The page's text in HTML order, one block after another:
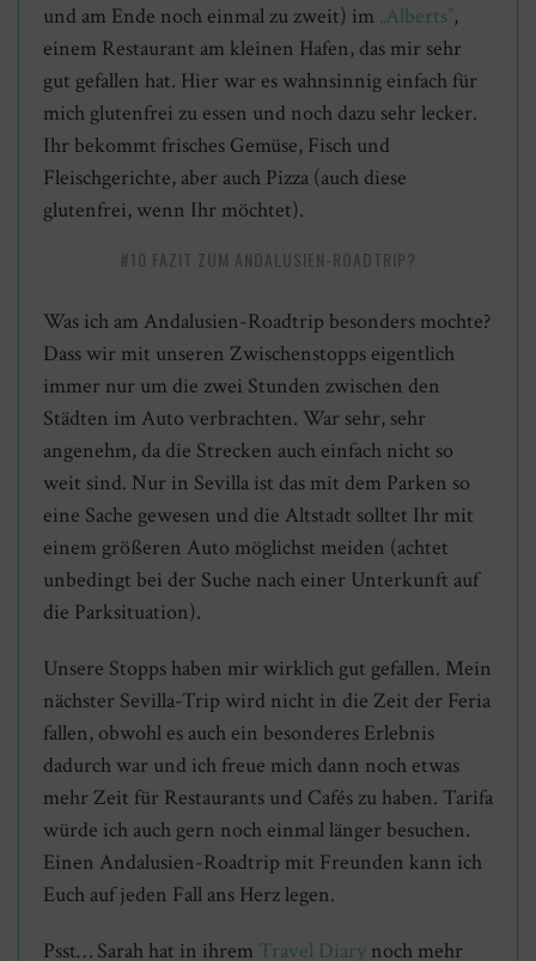
und am Ende noch einmal zu zweit) im „Alberts”,
einem Restaurant am kleinen Hafen, das mir sehr
gut gefallen hat. Hier war es wahnsinnig einfach für
mich glutenfrei zu essen und noch dazu sehr lecker.
Ihr bekommt frisches Gemüse, Fisch und
Fleischgerichte, aber auch Pizza (auch diese
glutenfrei, wenn Ihr möchtet).
#10 FAZIT ZUM ANDALUSIEN-ROADTRIP?
Was ich am Andalusien-Roadtrip besonders mochte?
Dass wir mit unseren Zwischenstopps eigentlich
immer nur um die zwei Stunden zwischen den
Städten im Auto verbrachten. War sehr, sehr
angenehm, da die Strecken auch einfach nicht so
weit sind. Nur in Sevilla ist das mit dem Parken so
eine Sache gewesen und die Altstadt solltet Ihr mit
einem größeren Auto möglichst meiden (achtet
unbedingt bei der Suche nach einer Unterkunft auf
die Parksituation).
Unsere Stopps haben mir wirklich gut gefallen. Mein
nächster Sevilla-Trip wird nicht in die Zeit der Feria
fallen, obwohl es auch ein besonderes Erlebnis
dadurch war und ich freue mich dann noch etwas
mehr Zeit für Restaurants und Cafés zu haben. Tarifa
würde ich auch gern noch einmal länger besuchen.
Einen Andalusien-Roadtrip mit Freunden kann ich
Euch auf jeden Fall ans Herz legen.
Psst… Sarah hat in ihrem Travel Diary noch mehr